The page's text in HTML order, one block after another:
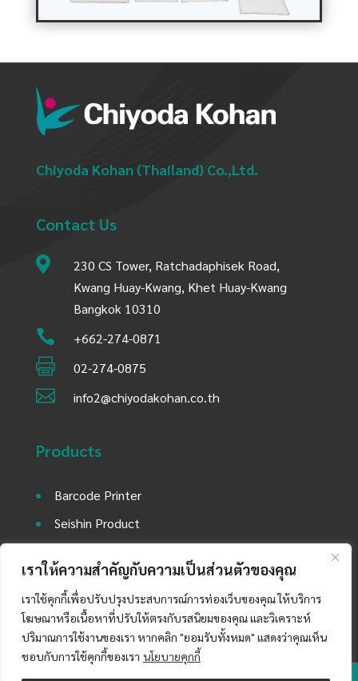
เราให้ความสำคัญกับความเป็นส่วนตัวของคุณ
เราใช้คุกกี้เพื่อปรับปรุงประสบการณ์การท่องเว็บของคุณ ให้บริการ
โฆษณาหรือเนื้อหาที่ปรับให้ตรงกับรสนิยมของคุณ และวิเคราะห์
ปริมาณการใช้งานของเรา หากคลิก "ยอมรับทั้งหมด" แสดงว่าคุณเห็น
ชอบกับการใช้คุกกี้ของเรา นโยบายคุกกี้
Chiyoda Kohan (Thailand) Co.,Ltd.
Contact Us

230 CS Tower, Ratchadaphisek Road,
Kwang Huay-Kwang, Khet Huay-Kwang
Bangkok 10310
 +662-274-0871
 02-274-0875
 info2@chiyodakohan.co.th
Products
Barcode Printer
Seishin Product
Utility Equipment and Laboratory Machine
Auto Mobile Part Product